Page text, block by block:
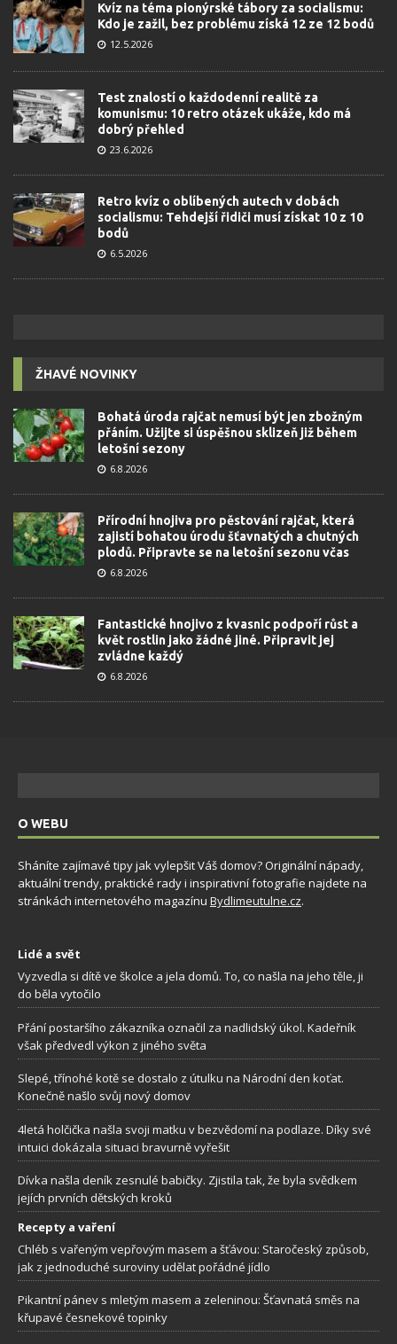
Kvíz na téma pionýrské tábory za socialismu:
Kdo je zažil, bez problému získá 12 ze 12 bodů
12.5.2026
Test znalostí o každodenní realitě za
komunismu: 10 retro otázek ukáže, kdo má
dobrý přehled
23.6.2026
Retro kvíz o oblíbených autech v dobách
socialismu: Tehdejší řidiči musí získat 10 z 10
bodů
6.5.2026
ŽHAVÉ NOVINKY
Bohatá úroda rajčat nemusí být jen zbožným
přáním. Užijte si úspěšnou sklizeň již během
letošní sezony
6.8.2026
Přírodní hnojiva pro pěstování rajčat, která
zajistí bohatou úrodu šťavnatých a chutných
plodů. Připravte se na letošní sezonu včas
6.8.2026
Fantastické hnojivo z kvasnic podpoří růst a
květ rostlin jako žádné jiné. Připravit jej
zvládne každý
6.8.2026
O WEBU
Sháníte zajímavé tipy jak vylepšit Váš domov? Originální nápady,
aktuální trendy, praktické rady i inspirativní fotografie najdete na
stránkách internetového magazínu Bydlimeutulne.cz.
Lidé a svět
Vyzvedla si dítě ve školce a jela domů. To, co našla na jeho těle, ji
do běla vytočilo
Přání postaršího zákazníka označil za nadlidský úkol. Kadeřník
však předvedl výkon z jiného světa
Slepé, třínohé kotě se dostalo z útulku na Národní den koťat.
Konečně našlo svůj nový domov
4letá holčička našla svoji matku v bezvědomí na podlaze. Díky své
intuici dokázala situaci bravurně vyřešit
Dívka našla deník zesnulé babičky. Zjistila tak, že byla svědkem
jejích prvních dětských kroků
Recepty a vaření
Chléb s vařeným vepřovým masem a šťávou: Staročeský způsob,
jak z jednoduché suroviny udělat pořádné jídlo
Pikantní pánev s mletým masem a zeleninou: Šťavnatá směs na
křupavé česnekové topinky